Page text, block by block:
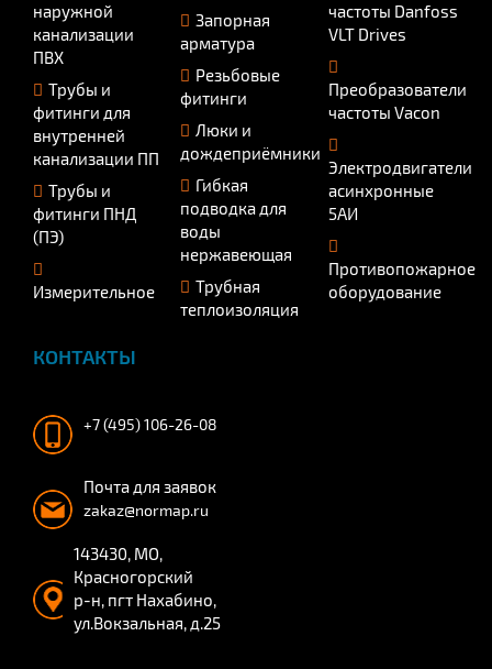
наружной
канализации
ПВХ
Трубы и
фитинги для
внутренней
канализации ПП
Трубы и
фитинги ПНД
(ПЭ)
Измерительное
Запорная
арматура
Резьбовые
фитинги
Люки и
дождеприёмники
Гибкая
подводка для
воды
нержавеющая
Трубная
теплоизоляция
частоты Danfoss
VLT Drives
Преобразователи
частоты Vacon
Электродвигатели
асинхронные
5АИ
Противопожарное
оборудование
КОНТАКТЫ
+7 (495) 106-26-08
Почта для заявок
zakaz@normap.ru
143430, МО,
Красногорский
р-н, пгт Нахабино,
ул.Вокзальная, д.25